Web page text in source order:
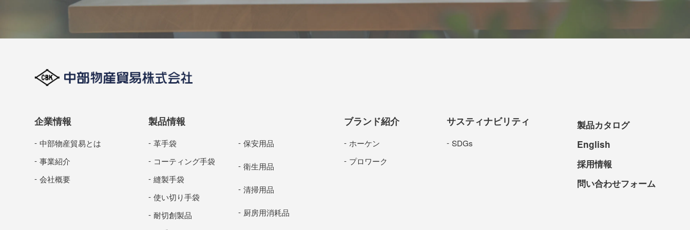
企業情報
中部物産貿易とは
事業紹介
会社概要
製品情報
革手袋
コーティング手袋
縫製手袋
使い切り手袋
耐切創製品
保安用品
衛生用品
清掃用品
厨房用消耗品
ブランド紹介
ホーケン
プロワーク
サスティナビリティ
SDGs
製品カタログ
English
採用情報
問い合わせフォーム